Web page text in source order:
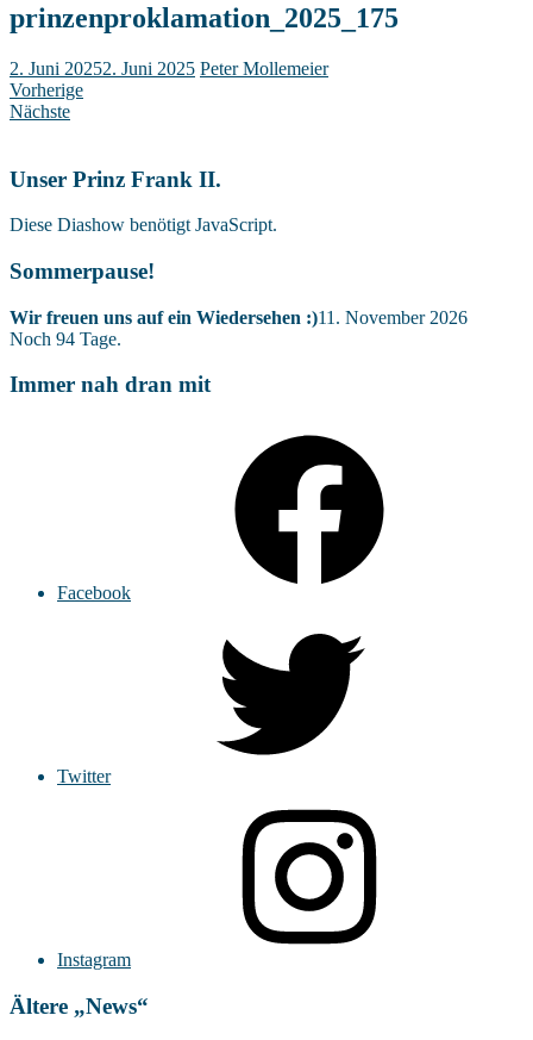
prinzenproklamation_2025_175
2. Juni 20252. Juni 2025 Peter Mollemeier
Vorherige
Nächste
Unser Prinz Frank II.
Diese Diashow benötigt JavaScript.
Sommerpause!
Wir freuen uns auf ein Wiedersehen :)11. November 2026
Noch 94 Tage.
Immer nah dran mit
Facebook
Twitter
Instagram
Ältere „News“